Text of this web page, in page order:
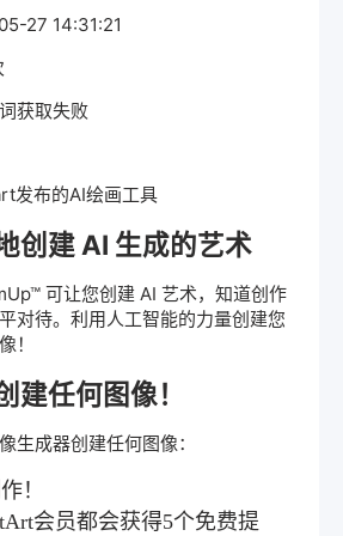
27 14:31:21
获取失败
发布的AI绘画工具
创建 AI 生成的艺术
可让您创建 AI 艺术，知道创作
对待。利用人工智能的力量创建您
！
建任何图像！
生成器创建任何图像：
！
会员都会获得5个免费提